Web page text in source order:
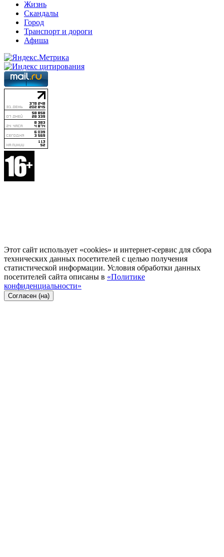
Жизнь
Скандалы
Город
Транспорт и дороги
Афиша
Этот сайт использует «cookies» и интернет-сервис для сбора
технических данных посетителей с целью получения
статистической информации. Условия обработки данных
посетителей сайта описаны в «Политике
конфиденциальности»
Согласен (на)